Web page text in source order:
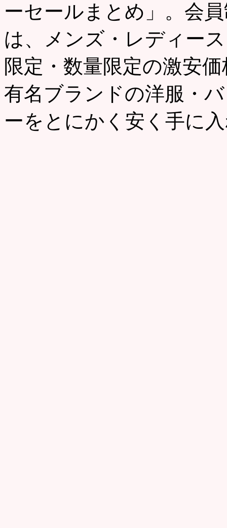
ーセールまとめ」。会
は、メンズ・レディー
限定・数量限定の激安
有名ブランドの洋服・
ーをとにかく安く手に